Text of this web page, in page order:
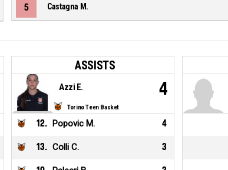
5 Castagna M.
ASSISTS
Torino Teen Basket
Azzi E. 4
12. Popovic M. 4
13. Colli C. 3